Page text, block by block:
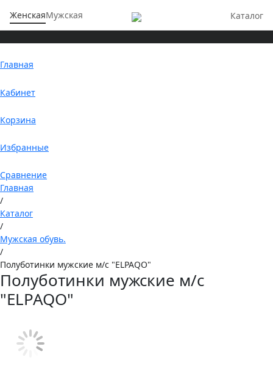
ЖенскаяМужская Каталог
Главная
Кабинет
Корзина
Избранные
Сравнение
Главная
/
Каталог
/
Мужская обувь.
/
Полуботинки мужские м/с "ELPAQO"
Полуботинки мужские м/с
"ELPAQO"